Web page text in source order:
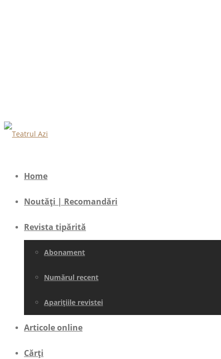
Home
Noutăți | Recomandări
Revista tipărită
Abonament
Numărul recent
Aparițiile revistei
Articole online
Cărți